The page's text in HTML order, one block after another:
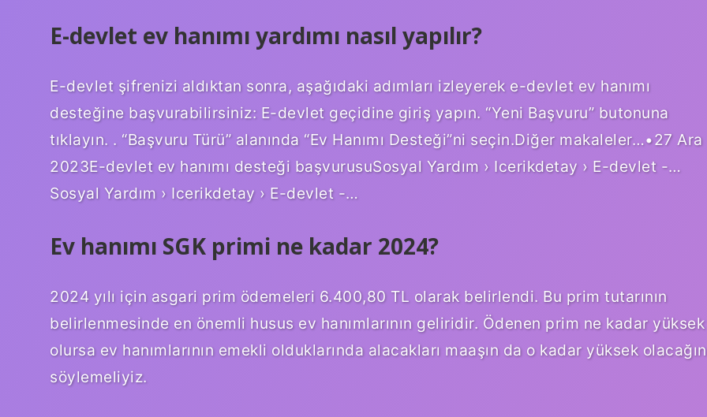
E-devlet ev hanımı yardımı nasıl yapılır?
E-devlet şifrenizi aldıktan sonra, aşağıdaki adımları izleyerek e-devlet ev hanımı
desteğine başvurabilirsiniz: E-devlet geçidine giriş yapın. “Yeni Başvuru” butonuna
tıklayın. . “Başvuru Türü” alanında “Ev Hanımı Desteği”ni seçin.Diğer makaleler…•27 Ara
2023E-devlet ev hanımı desteği başvurusuSosyal Yardım › Icerikdetay › E-devlet -…
Sosyal Yardım › Icerikdetay › E-devlet -…
Ev hanımı SGK primi ne kadar 2024?
2024 yılı için asgari prim ödemeleri 6.400,80 TL olarak belirlendi. Bu prim tutarının
belirlenmesinde en önemli husus ev hanımlarının geliridir. Ödenen prim ne kadar yüksek
olursa ev hanımlarının emekli olduklarında alacakları maaşın da o kadar yüksek
söylemeliyiz.